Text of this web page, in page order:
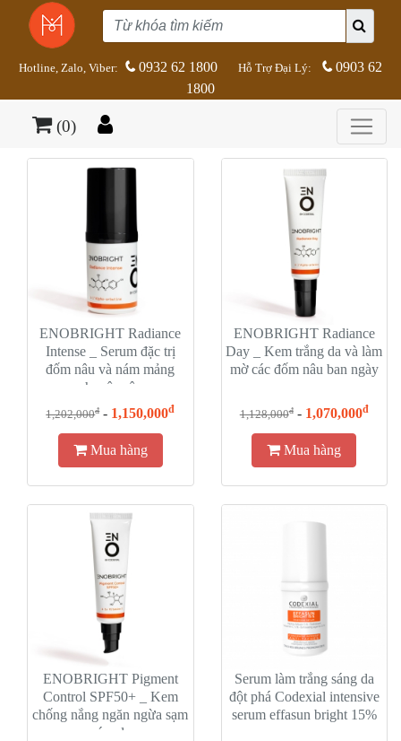
Hotline, Zalo, Viber: 0932 62 1800 Hỗ Trợ Đại Lý:
0903 62
1800
(0)
ENOBRIGHT Radiance
Intense _ Serum đặc trị
đốm nâu và nám mảng
chuyên sâu
1,202,000đ- 1,150,000đ
Mua hàng
ENOBRIGHT Radiance
Day _ Kem trắng da và làm
mờ các đốm nâu ban ngày
1,128,000đ- 1,070,000đ
Mua hàng
ENOBRIGHT Pigment
Control SPF50+ _ Kem
chống nắng ngăn ngừa sạm
nám da
Serum làm trắng sáng da
đột phá Codexial intensive
serum effasun bright 15%